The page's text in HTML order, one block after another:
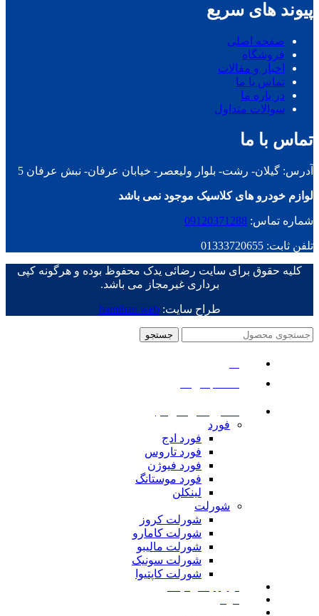
پیوند های سریع
صفحه اصلی
فروشگاه
اخبار و مقالات
تماس با ما
در باره ما
سوالات متداول
تماس با ما
آدرس: گیلان- رشت- بلوار ولیعصر- خیابان عرفان- نبش عرفان 5
لوازم خودرو های کلاسیک موجود نمی باشد
شماره تماس: 09120371288
تلفن ثابت: 01333720655
کلیه حقوق برای سایت رضائی یدک محفوظ بوده و هرگونه کپی
برداری غیرمجاز می باشد.
طراح سایت:hamihan.web
جستجو
فورد
فورد ادج
فورد تاروس
فورد فیوژن
فورد موستانگ
لینکلن
شورلت
شورلت کروز
شورلت کامارو
شورلت مالیبو
شورلت سونیک
شورلت کاپتیوا